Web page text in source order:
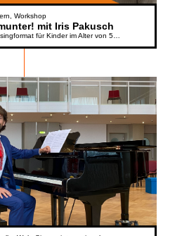
Workshop
mit Iris Pakusch
Das beliebte Mitsingformat für Kinder im Alter von 5 bis 6 Jahren geht weiter